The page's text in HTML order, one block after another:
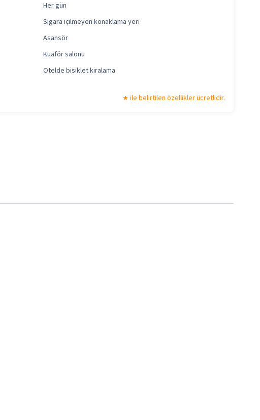
Her gün
Sigara içilmeyen konaklama yeri
Asansör
Kuaför salonu
Otelde bisiklet kiralama
ile belirtilen özellikler ücretlidir.